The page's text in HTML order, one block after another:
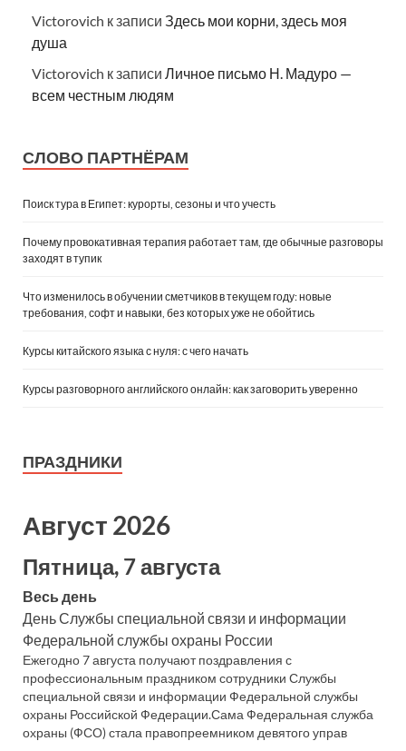
Victorovich к записи Здесь мои корни, здесь моя
душа
Victorovich к записи Личное письмо Н. Мадуро —
всем честным людям
СЛОВО ПАРТНЁРАМ
Поиск тура в Египет: курорты, сезоны и что учесть
Почему провокативная терапия работает там, где обычные разговоры
заходят в тупик
Что изменилось в обучении сметчиков в текущем году: новые
требования, софт и навыки, без которых уже не обойтись
Курсы китайского языка с нуля: с чего начать
Курсы разговорного английского онлайн: как заговорить уверенно
ПРАЗДНИКИ
Август 2026
Пятница, 7 августа
Весь день
День Службы специальной связи и информации
Федеральной службы охраны России
Ежегодно 7 августа получают поздравления с
профессиональным праздником сотрудники Службы
специальной связи и информации Федеральной службы
охраны Российской Федерации.Сама Федеральная служба
охраны (ФСО) стала правопреемником девятого управ